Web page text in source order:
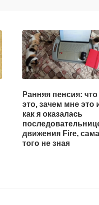
Ранняя пенсия: что
это, зачем мне это
как я оказалась
движения Fire, сама
того не зная